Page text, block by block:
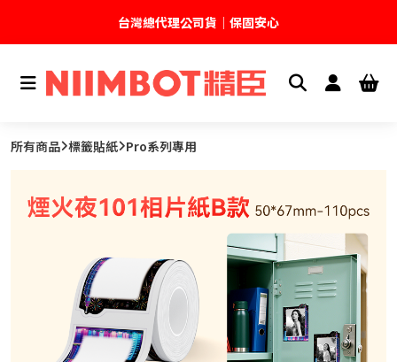
台灣總代理公司貨｜保固安心
🚚 全館現貨供應｜快速出貨不久等
台灣精臣科技有限公司｜原廠總代理｜售後完善
所有商品 標籤貼紙 Pro系列專用